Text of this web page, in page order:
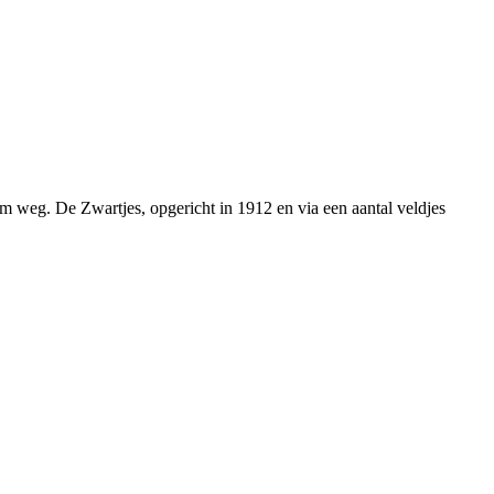
weg. De Zwartjes, opgericht in 1912 en via een aantal veldjes